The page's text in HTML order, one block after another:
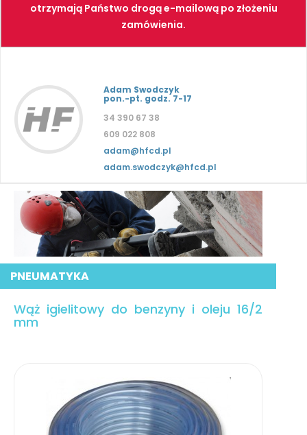
otrzymają Państwo drogą e-mailową po złożeniu
zamówienia.
Adam Swodczyk
pon.-pt. godz. 7-17
34 390 67 38
609 022 808
adam@hfcd.pl
adam.swodczyk@hfcd.pl
PNEUMATYKA
Wąż igielitowy do benzyny i oleju 16/2
mm